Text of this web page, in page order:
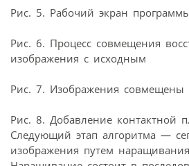
Рис. 5. Рабочий экран
Рис. 6. Процесс совмещения
изображения с исходным
Рис. 7. Изображения совмещены
Рис. 8. Добавление контактной
Следующий этап алгоритма —
изображения путем наращивания